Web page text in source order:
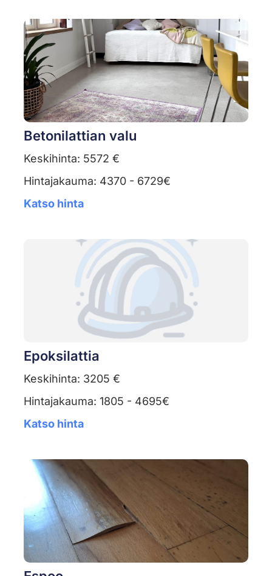
Betonilattian valu
Keskihinta: 5572 €
Hintajakauma: 4370 - 6729€
Katso hinta
Epoksilattia
Keskihinta: 3205 €
Hintajakauma: 1805 - 4695€
Katso hinta